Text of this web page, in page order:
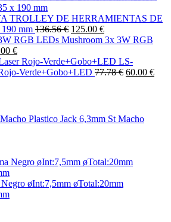
TROLLEY DE HERRAMIENTAS DE
mm 136.56 € 125.00 €
Mushroom 3x 3W RGB
€
LS-
Verde+Gobo+LED 77.78 € 60.00 €
Jack 6,3mm St Macho
Negro øInt:7,5mm øTotal:20mm